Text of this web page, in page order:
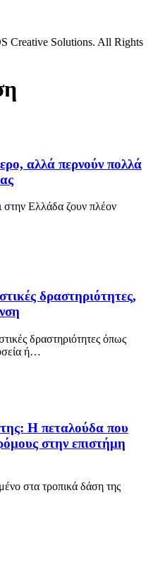
Creative Solutions. All Rights
αλλά περνούν πολλά
Ελλάδα ζουν πλέον
δραστηριότητες,
δραστηριότητες όπως
ή…
Η πεταλούδα που
στην επιστήμη
στα τροπικά δάση της